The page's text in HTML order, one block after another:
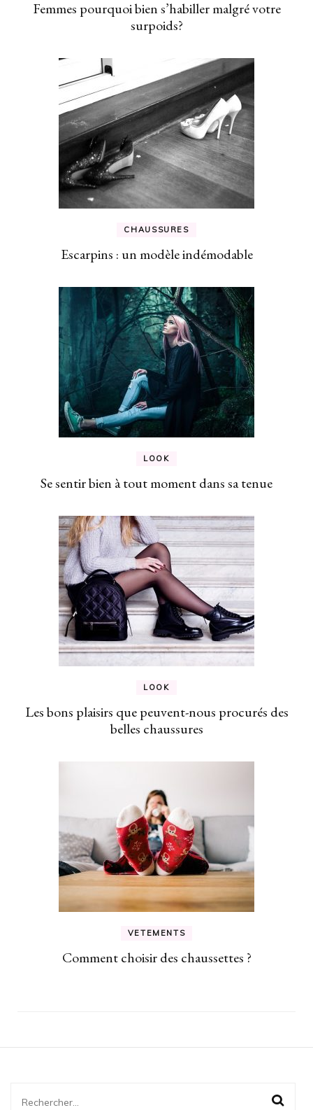
Femmes pourquoi bien s’habiller malgré votre
surpoids?
CHAUSSURES
Escarpins : un modèle indémodable
LOOK
Se sentir bien à tout moment dans sa tenue
LOOK
Les bons plaisirs que peuvent-nous procurés des
belles chaussures
VETEMENTS
Comment choisir des chaussettes ?
Rechercher :